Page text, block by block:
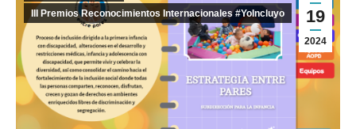
19
2024
III Premios Reconocimientos Internacionales #YoIncluyo